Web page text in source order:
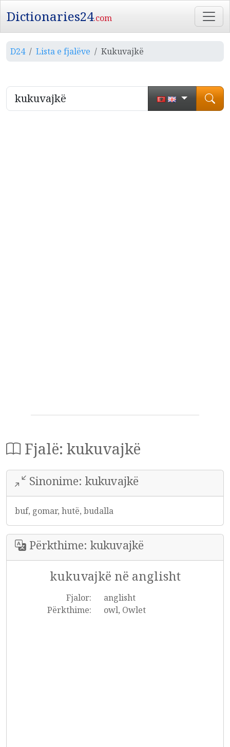
Dictionaries24.com
D24 Lista e fjalëve Kukuvajkë
Fjalë: kukuvajkë
Sinonime: kukuvajkë
buf, gomar, hutë, budalla
Përkthime: kukuvajkë
kukuvajkë në anglisht
Fjalor:
anglisht
Përkthime:
owl, Owlet